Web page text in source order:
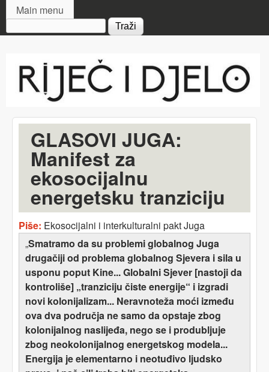
MAIN MENU
Main menu
Search form
i djelo
GLASOVI JUGA:
Manifest za
ekosocijalnu
energetsku tranziciju
Piše: Ekosocijalni i interkulturalni pakt Juga
„Smatramo da su problemi globalnog Juga
drugačiji od problema globalnog Sjevera i sila u
usponu poput Kine... Globalni Sjever [nastoji da
kontroliše] „tranziciju čiste energije“ i izgradi
novi kolonijalizam... Neravnoteža moći između
ova dva područja ne samo da opstaje zbog
kolonijalnog naslijeđa, nego se i produbljuje
zbog neokolonijalnog energetskog modela...
Energija je elementarno i neotuđivo ljudsko